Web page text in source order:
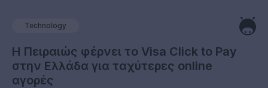
Technology
Η Πειραιώς φέρνει το Visa Click to Pay
στην Ελλάδα για ταχύτερες online
αγορές